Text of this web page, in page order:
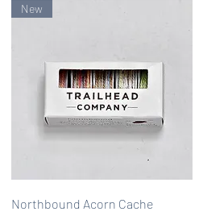
Schnellansicht
New
Northbound Acorn Cache